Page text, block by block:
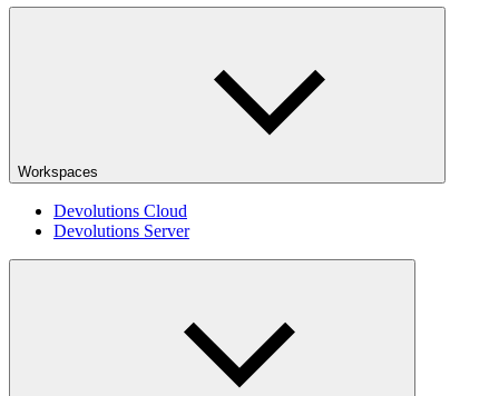
Workspaces
Devolutions Cloud
Devolutions Server